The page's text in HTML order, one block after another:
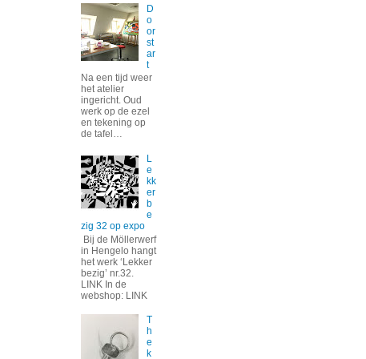
D
o
or
st
ar
t
Na een tijd weer
het atelier
ingericht. Oud
werk op de ezel
en tekening op
de tafel…
L
e
kk
er
b
e
zig 32 op expo
Bij de Möllerwerf
in Hengelo hangt
het werk ‘Lekker
bezig’ nr.32.
LINK In de
webshop: LINK
T
h
e
k